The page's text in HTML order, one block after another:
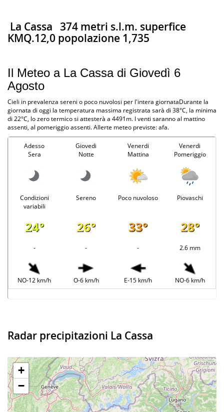
La Cassa 374 metri s.l.m. superfice
KMQ.12,0 popolazione 1,735
Il Meteo a La Cassa di Giovedì 6
Agosto
Cieli in prevalenza sereni o poco nuvolosi per l'intera giornataDurante la
giornata di oggi la temperatura massima registrata sarà di 38°C, la minima
di 22°C, lo zero termico si attesterà a 4491m. I venti saranno al mattino
assenti, al pomeriggio assenti. Allerte meteo previste: afa.
Adesso
Sera
Giovedi
Notte
Venerdi
Mattina
Venerdi
Pomeriggio
Condizioni
variabili
Sereno Poco nuvoloso Piovaschi
24° 26° 33° 28°
- - - 2.6 mm
NO-12 km/h O-6 km/h E-15 km/h NO-6 km/h
Radar precipitazioni La Cassa